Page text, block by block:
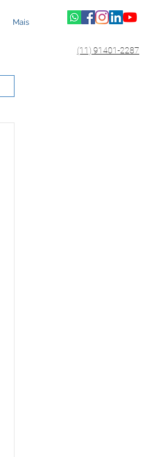
Mais
(11) 91401-2287